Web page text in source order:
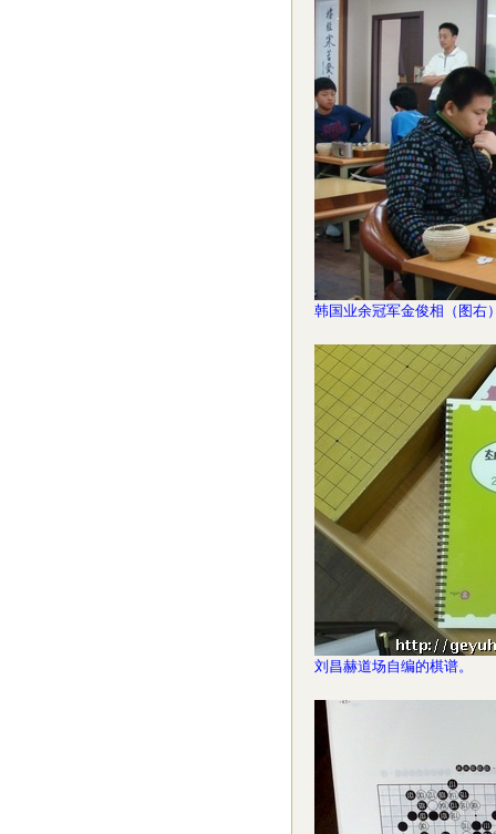
韩国业余冠军金俊相（图右
刘昌赫道场自编的棋谱。